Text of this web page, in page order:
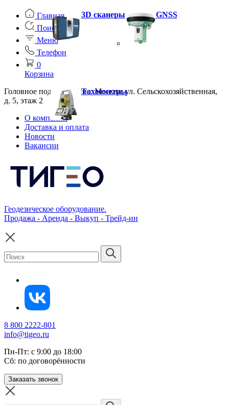
Главная
Поиск
Меню
Телефон
0
Корзина
Головное подразделение: Москва, ул. Сельскохозяйственная,
д. 5, этаж 2
О компании
Доставка и оплата
Новости
Вакансии
Геодезическое оборудование.
Продажа - Аренда - Выкуп - Трейд-ин
8 800 2222-801
info@tigeo.ru
Пн-Пт: с 9:00 до 18:00
Сб: по договорённости
Заказать звонок
3D сканеры GNSS
Тахеометры